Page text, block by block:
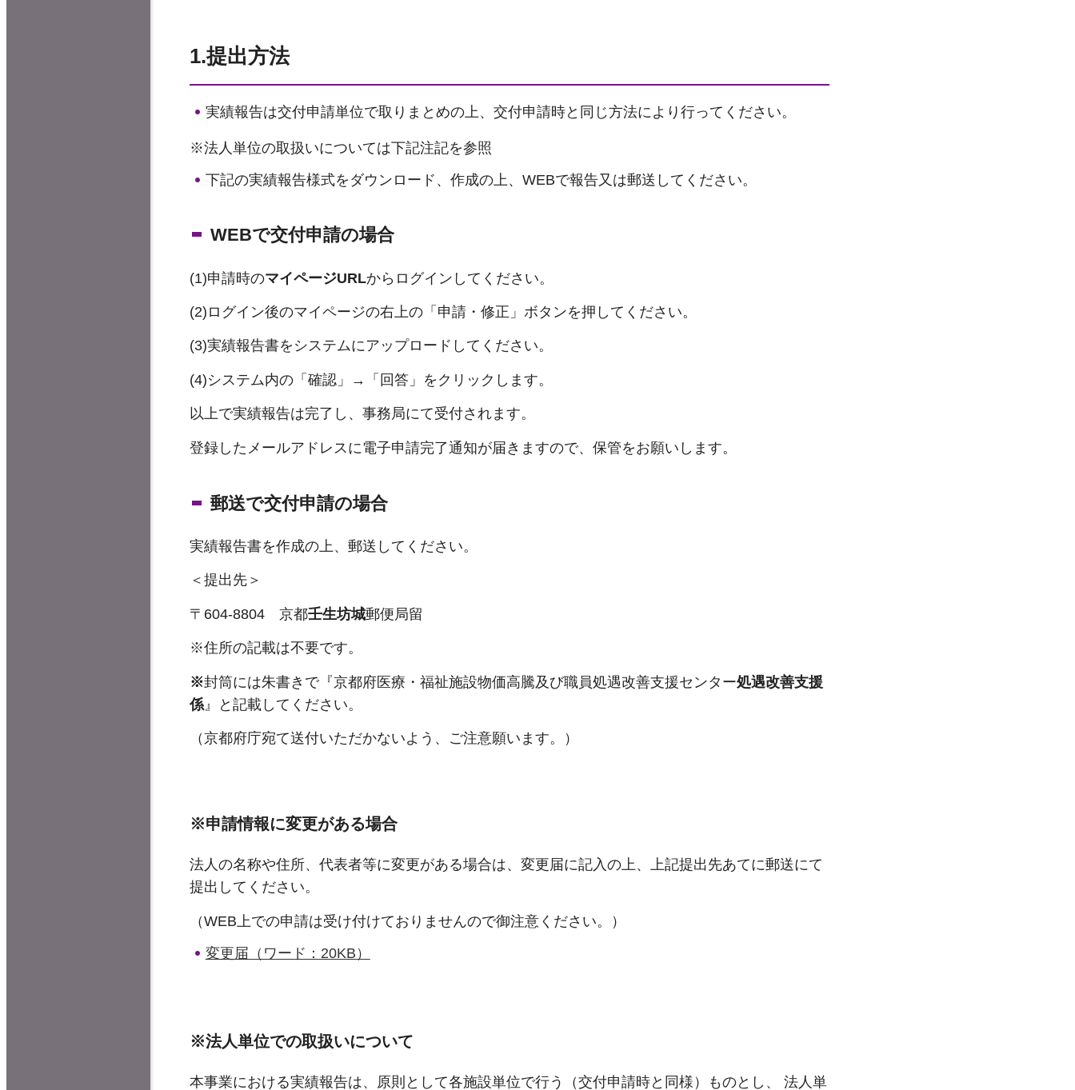
1.提出方法
実績報告は交付申請単位で取りまとめの上、交付申請時と同じ方法により行ってください。
※法人単位の取扱いについては下記注記を参照
下記の実績報告様式をダウンロード、作成の上、WEBで報告又は郵送してください。
WEBで交付申請の場合
(1)申請時のマイページURLからログインしてください。
(2)ログイン後のマイページの右上の「申請・修正」ボタンを押してください。
(3)実績報告書をシステムにアップロードしてください。
(4)システム内の「確認」→「回答」をクリックします。
以上で実績報告は完了し、事務局にて受付されます。
登録したメールアドレスに電子申請完了通知が届きますので、保管をお願いします。
郵送で交付申請の場合
実績報告書を作成の上、郵送してください。
＜提出先＞
〒604-8804 京都壬生坊城郵便局留
※住所の記載は不要です。
※封筒には朱書きで『京都府医療・福祉施設物価高騰及び職員処遇改善支援センター処遇改善支援
係 』と記載してください。
（京都府庁宛て送付いただかないよう、ご注意願います。）
※申請情報に変更がある場合
法人の名称や住所、代表者等に変更がある場合は、変更届に記入の上、上記提出先あてに郵送にて
提出してください。
（WEB上での申請は受け付けておりませんので御注意ください。）
変更届（ワード：20KB）
※法人単位での取扱いについて
本事業における実績報告は、原則として各施設単位で行う（交付申請時と同様）ものとし、 法人単